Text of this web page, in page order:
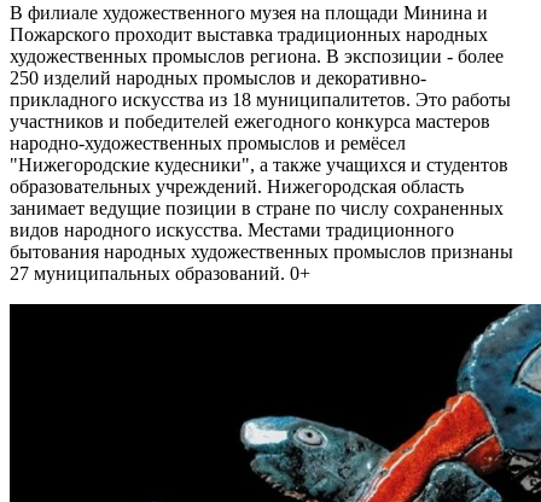
В филиале художественного музея на площади Минина и
Пожарского проходит выставка традиционных народных
художественных промыслов региона. В экспозиции - более
250 изделий народных промыслов и декоративно-
прикладного искусства из 18 муниципалитетов. Это работы
участников и победителей ежегодного конкурса мастеров
народно-художественных промыслов и ремёсел
"Нижегородские кудесники", а также учащихся и студентов
образовательных учреждений. Нижегородская область
занимает ведущие позиции в стране по числу сохраненных
видов народного искусства. Местами традиционного
бытования народных художественных промыслов признаны
27 муниципальных образований. 0+